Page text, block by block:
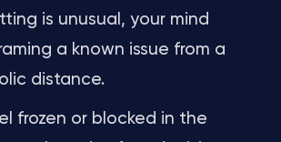
is unusual, your mind
a known issue from a
distance.
frozen or blocked in the